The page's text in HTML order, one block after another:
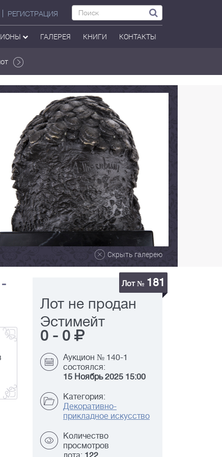
РЕГИСТРАЦИЯ
ГАЛЕРЕЯ КНИГИ КОНТАКТЫ
Скрыть галерею
- Лот № 181
Лот не продан
Эстимейт
0 - 0
Аукцион № 140-1
состоялся:
15 Ноябрь 2025 15:00
Категория:
Декоративно-
прикладное искусство
Количество
просмотров